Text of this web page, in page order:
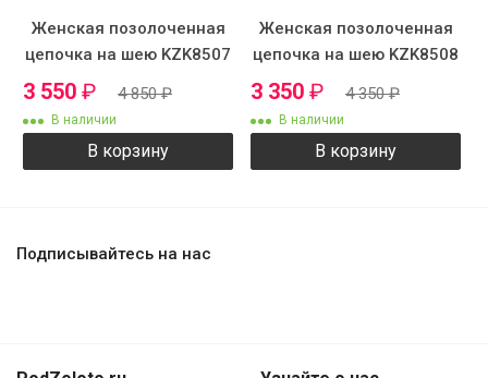
Женская позолоченная
цепочка на шею KZK8507
3 550 ₽ 4 850₽
В наличии
В корзину
Женская позолоченная
цепочка на шею KZK8508
3 350 ₽ 4 350₽
В наличии
В корзину
Подписывайтесь на нас